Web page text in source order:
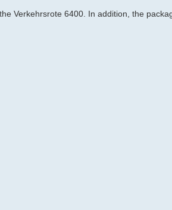
Verkehrsrote 6400. In addition, the